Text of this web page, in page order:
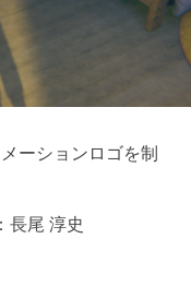
ーションロゴを制
長尾 淳史